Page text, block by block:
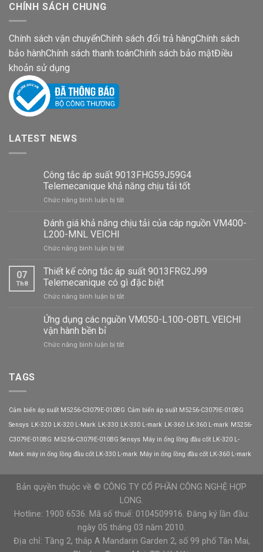
CHÍNH SÁCH CHUNG
Chính sách vận chuyểnChính sách đổi trả hàngChính sách
bảo hànhChính sách thanh toánChính sách bảo mậtĐiều
khoản sử dụng
LATEST NEWS
Công tắc áp suất 9013FHG59J59G4
Telemecanique khả năng chịu tải tốt
Chức năng bình luận bị tắtở
tắc
9013FHG59J59G4
khả
năng
chịu
tải
Đánh giá khả năng chịu tải của cáp nguồn VM400-
L200-MNL VEICHI
Chức năng bình luận bị tắtở
giá
khả
năng
chịu
của
VM400-
07
Th8
Thiết kế công tắc áp suất 9013FRG2J99
Telemecanique có gì đặc biệt
Chức năng bình luận bị tắtở
kế
áp
đặc
Ứng dụng các nguồn VM050-L100-OBTL VEICHI
vận hành bền bỉ
Chức năng bình luận bị tắtở
OBTL
VEICHI
hành
bền
TAGS
Cảm biến áp suất M5256-C3079E-010BG Cảm biến áp suất M5256-C3079E-010BG
Sensys LK-320 LK-320 L-Mark LK-330 LK-330 L-mark LK-360 LK-360 L-mark M5256-
C3079E-010BG M5256-C3079E-010BG Sensys Máy in ống lồng đầu cốt LK-320 L-
Mark máy in ống lồng đầu cốt LK-330 L-mark Máy in ống lồng đầu cốt LK-360 L-mark
Bản quyền thuộc về © CÔNG TY CỔ PHẦN CÔNG NGHỆ HỢP
LONG.
Hotline: 1900 6536. Mã số thuế: 0104509916. Đăng ký lần đầu:
ngày 05 tháng 03 năm 2010.
Địa chỉ: Tầng 2, tháp A Mandarin Garden 2, số 99 phố Tân Mai,